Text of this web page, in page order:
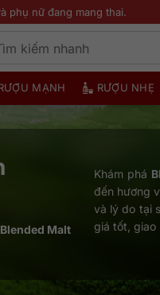
phụ nữ đang mang thai.
MẠNH RƯỢU NHẸ
Blended Malt
Khám phá
đến hương
và lý do tại
giá tốt, giao